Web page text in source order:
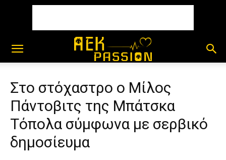
Στο στόχαστρο ο Μίλος
Πάντοβιτς της Μπάτσκα
Τόπολα σύμφωνα με σερβικό
δημοσίευμα